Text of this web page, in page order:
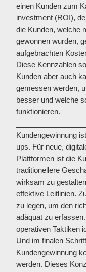
einen Kunden zum
investment (ROI),
die Kunden, welche
gewonnen wurden,
aufgebrachten
Diese Kennzahlen
Kunden aber auch
gemessen werden,
besser und welche
funktionieren.
Kundengewinnung
ups. Für neue,
Plattformen ist die
traditionellere
wirksam zu
effektive Leitlinien.
zu legen, um den
adäquat zu
operativen Taktiken
Und im finalen
Kundengewinnung
werden. Dieses